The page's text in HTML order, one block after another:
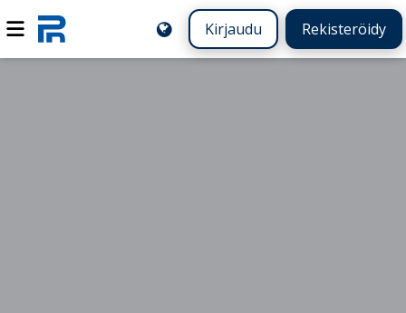
Kirjaudu Rekisteröidy